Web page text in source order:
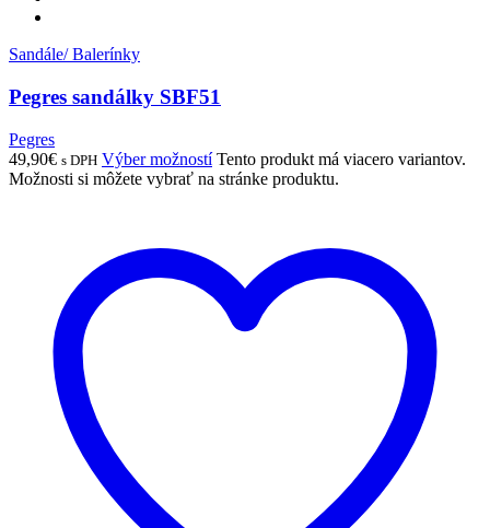
Sandále/ Balerínky
Pegres sandálky SBF51
Pegres
49,90€ s DPH Výber možností Tento produkt má viacero variantov.
Možnosti si môžete vybrať na stránke produktu.